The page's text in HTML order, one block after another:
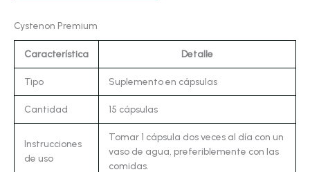
Cystenon Premium
Característica Detalle
Tipo Suplemento en cápsulas
Cantidad 15 cápsulas
Instrucciones
de uso
Tomar 1 cápsula dos veces al día con un
vaso de agua, preferiblemente con las
comidas.